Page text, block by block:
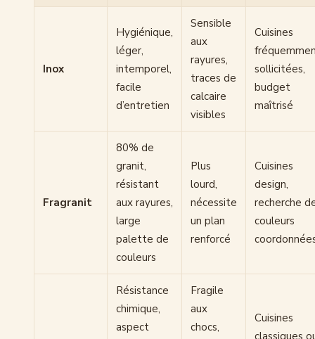
Inox
Hygiénique,
léger,
intemporel,
facile
d’entretien
Sensible
aux
rayures,
traces de
calcaire
visibles
Cuisines
sollicitées,
budget
maîtrisé
Fragranit
80% de
granit,
résistant
aux rayures,
large
palette de
couleurs
Plus
lourd,
nécessite
un plan
renforcé
Cuisines
design,
recherche
couleurs
Résistance
chimique,
aspect
Fragile
aux
chocs,
Cuisines